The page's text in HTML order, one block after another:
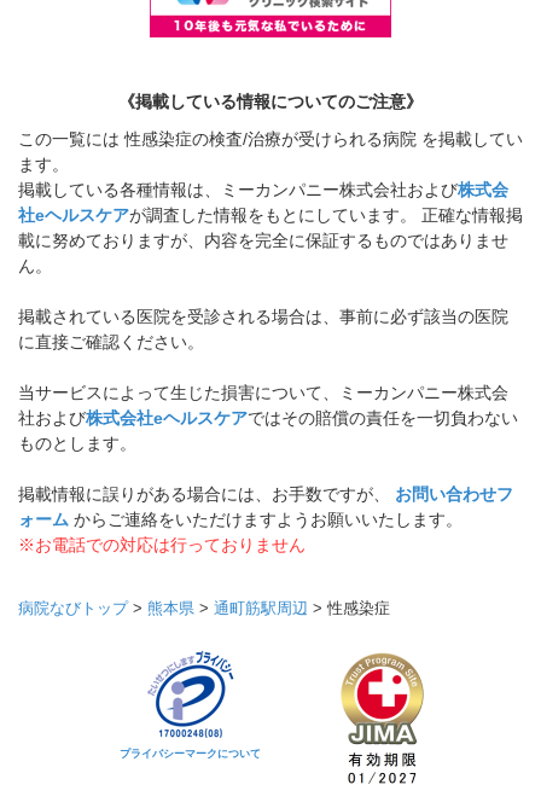
《掲載している情報についてのご注意》
この一覧には 性感染症の検査/治療が受けられる病院 を掲載してい
ます。
掲載している各種情報は、ミーカンパニー株式会社および株式会
社eヘルスケアが調査した情報をもとにしています。 正確な情報掲
載に努めておりますが、内容を完全に保証するものではありませ
ん。
掲載されている医院を受診される場合は、事前に必ず該当の医院
に直接ご確認ください。
当サービスによって生じた損害について、ミーカンパニー株式会
社および株式会社eヘルスケアではその賠償の責任を一切負わない
ものとします。
掲載情報に誤りがある場合には、お手数ですが、 お問い合わせフ
ォーム からご連絡をいただけますようお願いいたします。
※お電話での対応は行っておりません
病院なびトップ> 熊本県 > 通町筋駅周辺 >性感染症
プライバシーマークについて